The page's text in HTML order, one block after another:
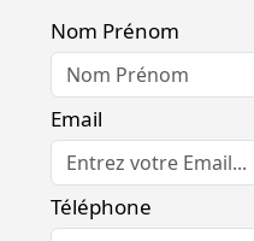
Nom Prénom
Email
Téléphone